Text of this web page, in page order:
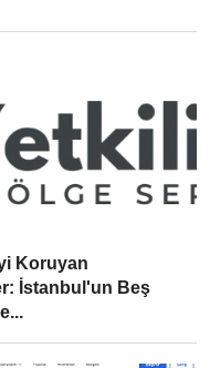
Koruyan
İstanbul'un Beş